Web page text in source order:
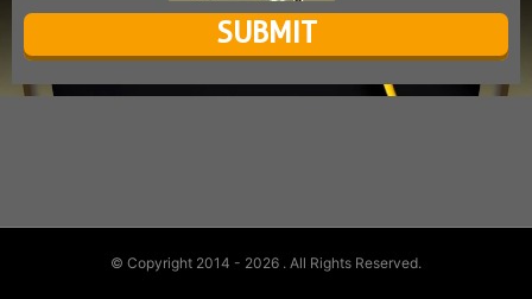
© Copyright 2014 - 2026 . All Rights Reserved.